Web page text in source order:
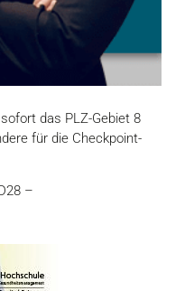
das PLZ-Gebiet 8
für die Checkpoint-
–